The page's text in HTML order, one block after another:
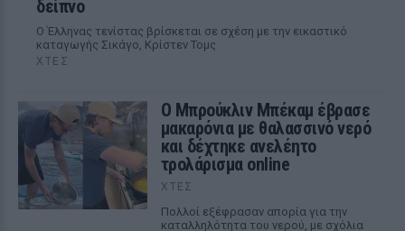
δείπνο
Ο Έλληνας τενίστας βρίσκεται σε σχέση με την εικαστικό
καταγωγής Σικάγο, Κρίστεν Τομς
ΧΤΕΣ
Ο Μπρούκλιν Μπέκαμ έβρασε
μακαρόνια με θαλασσινό νερό
και δέχτηκε ανελέητο
τρολάρισμα online
ΧΤΕΣ
Πολλοί εξέφρασαν απορία για την
καταλληλότητα του νερού, με σχόλια